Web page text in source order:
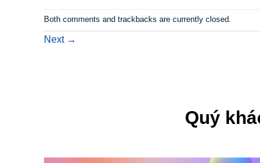
Both comments and trackbacks are currently closed.
Next →
Quý